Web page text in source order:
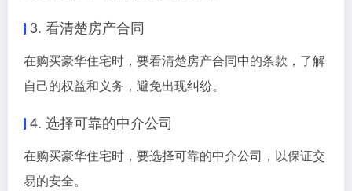
3. 看清楚房产合同
在购买豪华住宅时，要看清楚房产合同中的条款，了解
自己的权益和义务，避免出现纠纷。
4. 选择可靠的中介公司
在购买豪华住宅时，要选择可靠的中介公司，以保证交
易的安全。